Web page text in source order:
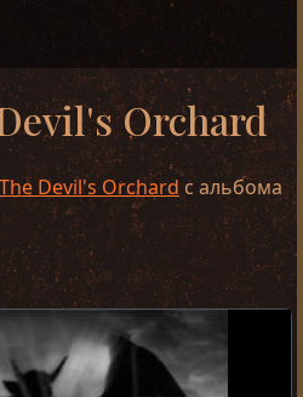
Orchard
The Devil's Orchard с альбома